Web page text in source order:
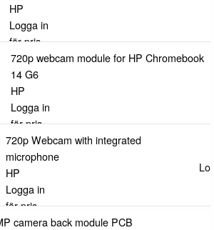
HP
Logga in
för pris
720p webcam module for HP Chromebook
14 G6
HP
Logga in
för pris
720p Webcam with integrated
microphone
HP
Logga in
för pris
camera back module PCB